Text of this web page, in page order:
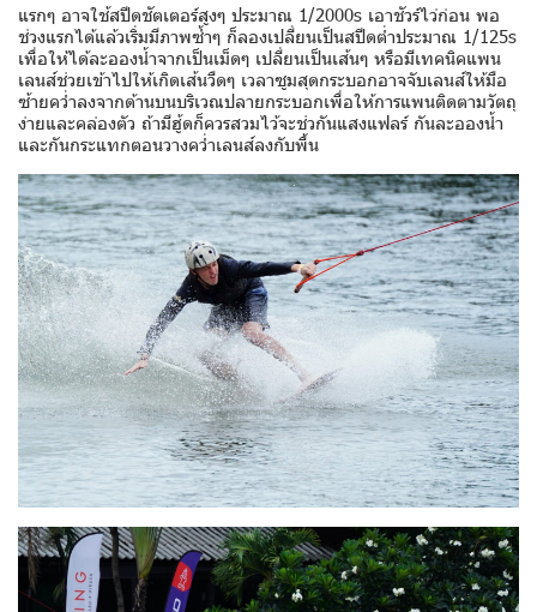
แรกๆ อาจใช้สปีดชัตเตอร์สูงๆ ประมาณ 1/2000s เอาชัวร์ไว่ก่อน พอ
ช่วงแรกได้แล้วเริ่มมีภาพซ้ำๆ ก็ลองเปลี่ยนเป็นสปีดต่ำประมาณ 1/125s
เพื่อให้ได้ละอองน้ำจากเป็นเม็ดๆ เปลี่ยนเป็นเส้นๆ หรือมีเทคนิคแพน
เลนส์ช่วยเข้าไปให้เกิดเส้นวืดๆ เวลาซูมสุดกระบอกอาจจับเลนส์ให้มือ
ซ้ายคว่ำลงจากด้านบนบริเวณปลายกระบอกเพื่อให้การแพนติดตามวัตถุ
ง่ายและคล่องตัว ถ้ามีฮู้ดก็ควรสวมไว้จะช่วกันแสงแฟลร์ กันละอองน้ำ
และกันกระแทกตอนวางคว่ำเลนส์ลงกับพื้น